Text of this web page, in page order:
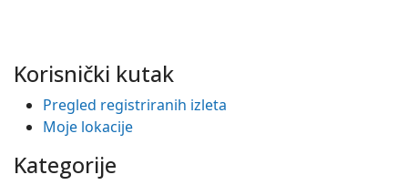
Korisnički kutak
Pregled registriranih izleta
Moje lokacije
Kategorije